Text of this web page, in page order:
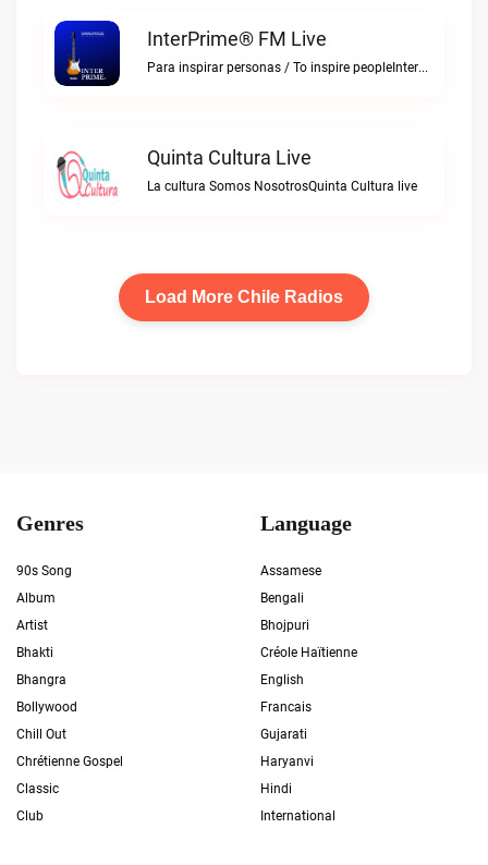
InterPrime® FM Live
Para inspirar personas / To inspire peopleInterPrime® FM live
Quinta Cultura Live
La cultura Somos NosotrosQuinta Cultura live
Load More Chile Radios
Genres
90s Song
Album
Artist
Bhakti
Bhangra
Bollywood
Chill Out
Chrétienne Gospel
Classic
Club
Language
Assamese
Bengali
Bhojpuri
Créole Haïtienne
English
Francais
Gujarati
Haryanvi
Hindi
International